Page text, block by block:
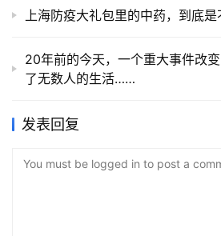
上海防疫大礼包里的中药，到底是
20年前的今天，一个重大事件改
了无数人的生活……
发表回复
You must be logged in to post a